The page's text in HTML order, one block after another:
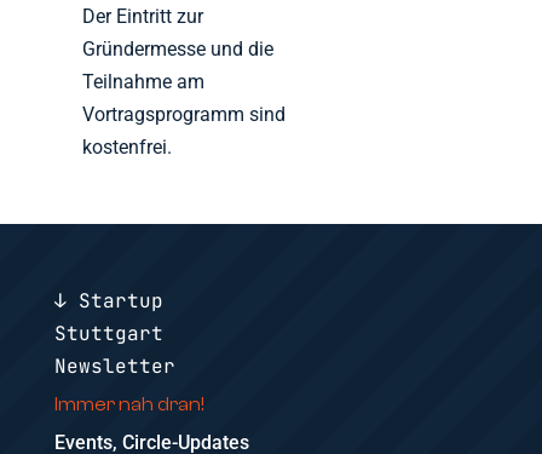
Der Eintritt zur
Gründermesse und die
Teilnahme am
Vortragsprogramm sind
kostenfrei.
↓ Startup
Stuttgart
Newsletter
Immer nah dran!
Events, Circle-Updates